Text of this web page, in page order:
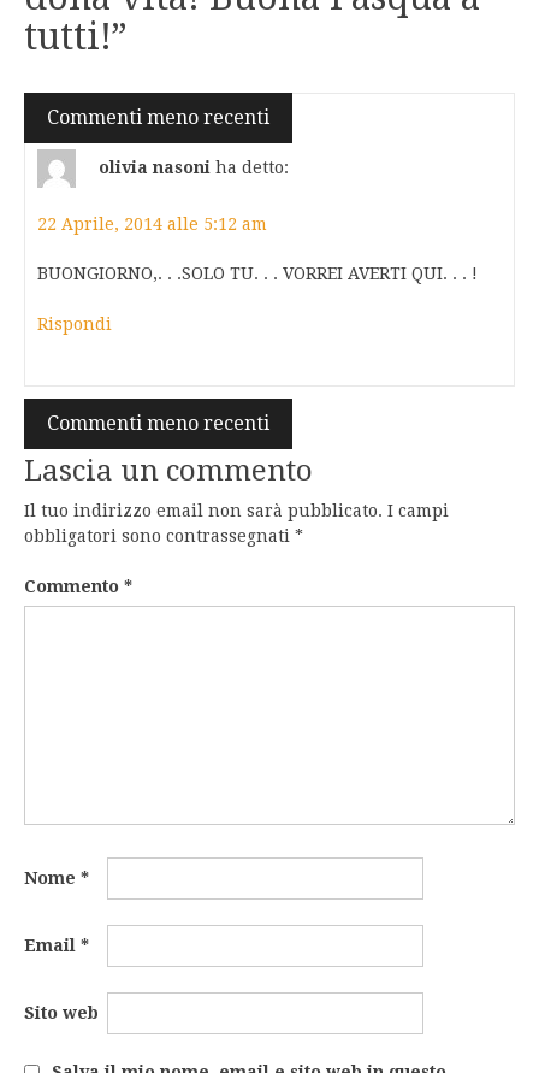
tutti!”
Navigazione
commenti
Commenti meno recenti
olivia nasoni ha detto:
22 Aprile, 2014 alle 5:12 am
BUONGIORNO,. . .SOLO TU. . . VORREI AVERTI QUI. . . !
Rispondi
Navigazione
commenti
Commenti meno recenti
Lascia un commento
Il tuo indirizzo email non sarà pubblicato. I campi
obbligatori sono contrassegnati *
Commento *
Nome *
Email *
Sito web